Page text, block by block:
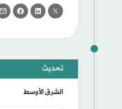
الشرق الأوسط